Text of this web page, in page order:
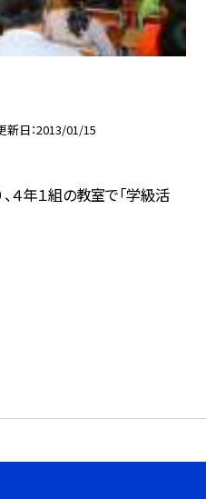
新日 2013/01/15
、４年１組の教室で「学級活